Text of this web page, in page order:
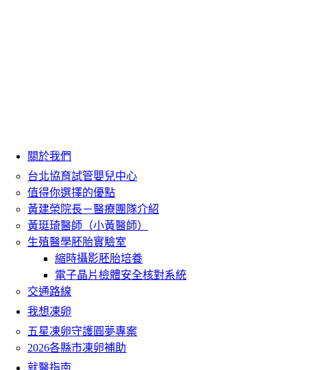
關於我們
台北協育試管嬰兒中心
值得你選擇的優點
黃建榮院長－醫療團隊介紹
黃珽琦醫師（小黃醫師）
生殖醫學胚胎實驗室
縮時攝影胚胎培養
電子晶片檢體安全核對系統
交通路線
我想凍卵
五星凍卵守護圓夢專案
2026各縣市凍卵補助
就醫指南